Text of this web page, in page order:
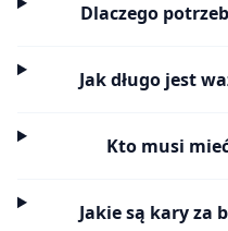
Dlaczego
Jak długo jest
Kto musi
Jakie są kary za